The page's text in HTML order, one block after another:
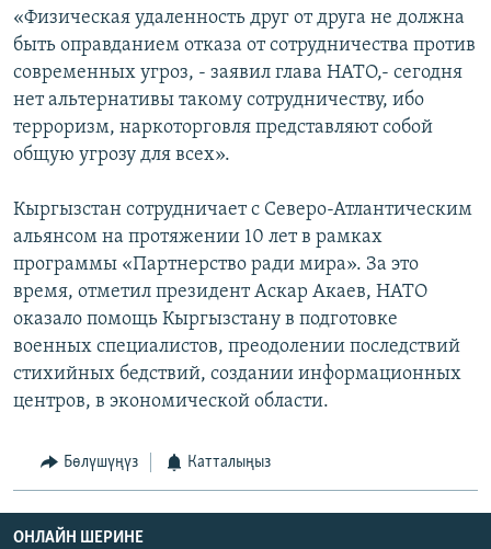
«Физическая удаленность друг от друга не должна
быть оправданием отказа от сотрудничества против
современных угроз, - заявил глава НАТО,- сегодня
нет альтернативы такому сотрудничеству, ибо
терроризм, наркоторговля представляют собой
общую угрозу для всех».
Кыргызстан сотрудничает с Северо-Атлантическим
альянсом на протяжении 10 лет в рамках
программы «Партнерство ради мира». За это
время, отметил президент Аскар Акаев, НАТО
оказало помощь Кыргызстану в подготовке
военных специалистов, преодолении последствий
стихийных бедствий, создании информационных
центров, в экономической области.
Бөлүшүңүз Катталыңыз
ОНЛАЙН ШЕРИНЕ